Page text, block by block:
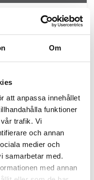
Om
att anpassa innehållet
funktioner
trafik. Vi
och annan
medier och
samarbetar med.
med annan